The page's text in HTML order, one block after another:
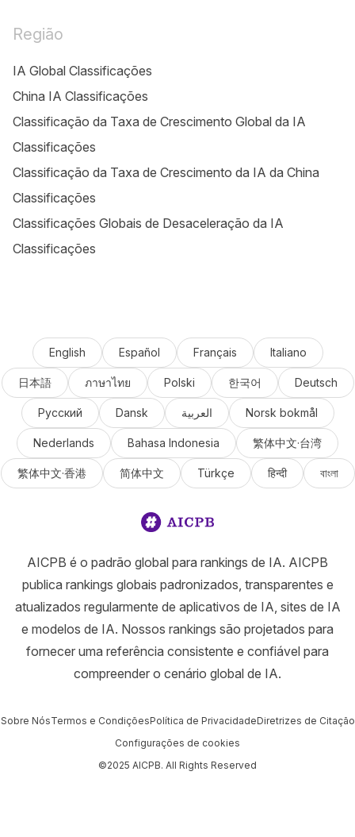
Região
IA Global Classificações
China IA Classificações
Classificação da Taxa de Crescimento Global da IA
Classificações
Classificação da Taxa de Crescimento da IA da China
Classificações
Classificações Globais de Desaceleração da IA
Classificações
English Español Français Italiano
日本語 ภาษาไทย Polski 한국어 Deutsch
Русский Dansk العربية Norsk bokmål
Nederlands Bahasa Indonesia 繁体中文·台湾
繁体中文·香港 简体中文 Türkçe हिन्दी বাংলা
AICPB é o padrão global para rankings de IA. AICPB
publica rankings globais padronizados, transparentes e
atualizados regularmente de aplicativos de IA, sites de IA
e modelos de IA. Nossos rankings são projetados para
fornecer uma referência consistente e confiável para
compreender o cenário global de IA.
Sobre NósTermos e CondiçõesPolítica de PrivacidadeDiretrizes de Citação
Configurações de cookies
©2025 AICPB. All Rights Reserved